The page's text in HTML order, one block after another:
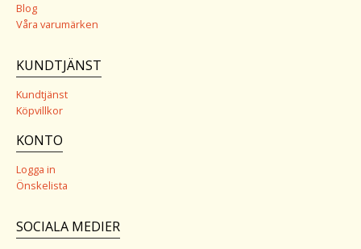
Blog
Våra varumärken
KUNDTJÄNST
Kundtjänst
Köpvillkor
KONTO
Logga in
Önskelista
SOCIALA MEDIER